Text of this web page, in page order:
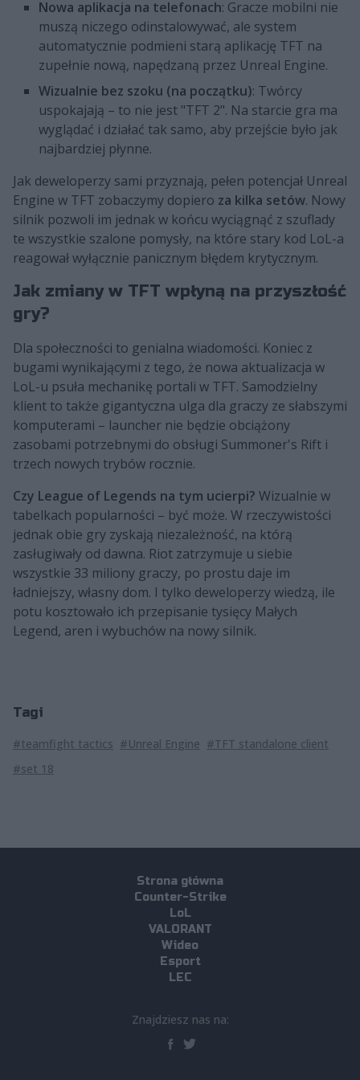
Nowa aplikacja na telefonach: Gracze mobilni nie
muszą niczego odinstalowywać, ale system
automatycznie podmieni starą aplikację TFT na
zupełnie nową, napędzaną przez Unreal Engine.
Wizualnie bez szoku (na początku): Twórcy
uspokajają – to nie jest "TFT 2". Na starcie gra ma
wyglądać i działać tak samo, aby przejście było jak
najbardziej płynne.
Jak deweloperzy sami przyznają, pełen potencjał Unreal
Engine w TFT zobaczymy dopiero za kilka setów. Nowy
silnik pozwoli im jednak w końcu wyciągnąć z szuflady
te wszystkie szalone pomysły, na które stary kod LoL-a
reagował wyłącznie panicznym błędem krytycznym.
Jak zmiany w TFT wpłyną na przyszłość
gry?
Dla społeczności to genialna wiadomości. Koniec z
bugami wynikającymi z tego, że nowa aktualizacja w
LoL-u psuła mechanikę portali w TFT. Samodzielny
klient to także gigantyczna ulga dla graczy ze słabszymi
komputerami – launcher nie będzie obciążony
zasobami potrzebnymi do obsługi Summoner's Rift i
trzech nowych trybów rocznie.
Czy League of Legends na tym ucierpi? Wizualnie w
tabelkach popularności – być może. W rzeczywistości
jednak obie gry zyskają niezależność, na którą
zasługiwały od dawna. Riot zatrzymuje u siebie
wszystkie 33 miliony graczy, po prostu daje im
ładniejszy, własny dom. I tylko deweloperzy wiedzą, ile
potu kosztowało ich przepisanie tysięcy Małych
Legend, aren i wybuchów na nowy silnik.
Tagi
#teamfight tactics #Unreal Engine #TFT standalone client
#set 18
Strona główna
Counter-Strike
LoL
VALORANT
Wideo
Esport
LEC
Znajdziesz nas na: